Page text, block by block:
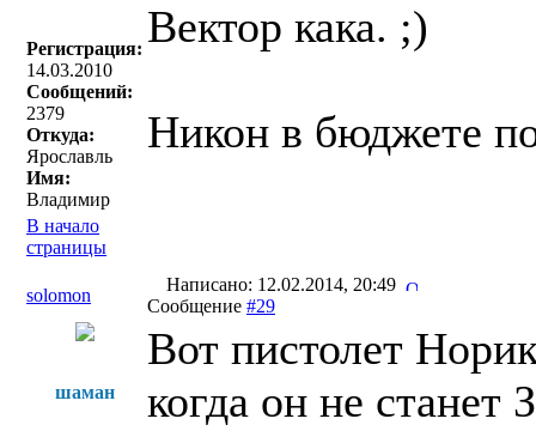
Регистрация:
14.03.2010
Сообщений:
2379
Откуда:
Ярославль
Имя:
Владимир
Вектор кака. ;)
Никон в бюджете
В начало
страницы
solomon
Написано: 12.02.2014, 20:49
Сообщение #29
шаман
Вот пистолет
когда он не станет